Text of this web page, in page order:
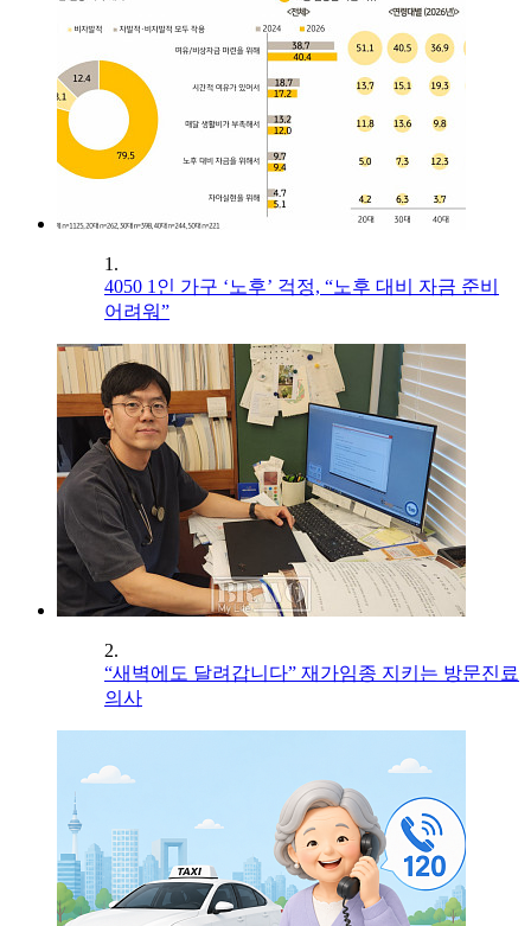
1.
4050 1인 가구 ‘노후’ 걱정, “노후 대비 자금 준비
어려워”
2.
“새벽에도 달려갑니다” 재가임종 지키는 방문진료
의사